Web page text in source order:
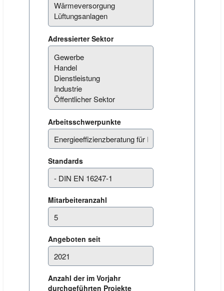
Adressierter Sektor
Arbeitsschwerpunkte
Standards
Mitarbeiteranzahl
Angeboten seit
Anzahl der im Vorjahr
durchgeführten Projekte